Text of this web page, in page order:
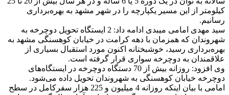
کیلومتر از این مسیر یکپارچه را در شهر مشهد به بهره‌برداری
رسانیم.
سید مهدی امامی میبدی ادامه داد: 2 ایستگاه تحویل دوچرخه به
شهروندان که همزمان با دهه کرامت در خیابان کوهسنگی مشهد به
بهره‌برداری رسید، خوشبختانه اکنون مورد استقبال بسیاری از
علاقمندان به دوچرخه سواری قرار گرفته است.
وی افزود: روزانه بیش از 70 دستگاه دوچرخه در ایستگاه‌های
دوچرخه خیابان کوهسنگی به شهروندان تحویل داده می‌شود.
امامی با بیان اینكه روزانه 4 میلیون و 225 هزار سفركامل در سطح